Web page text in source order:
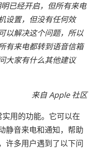
已经开启，但所有来电
设置，但没有任何效
以解决这个问题，所以
有来电都转到语音信箱
大家有什么其他建议
来自 Apple 社区
用的功能。它可以在
静音来电和通知，帮助
许多用户遇到了以下问